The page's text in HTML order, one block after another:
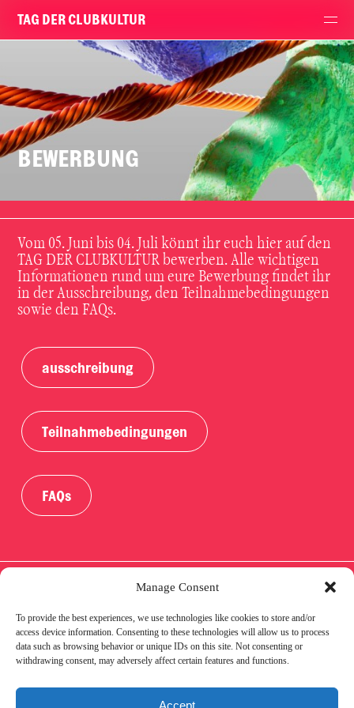
Manage Consent
To provide the best experiences, we use technologies like cookies to store and/or
access device information. Consenting to these technologies will allow us to process
data such as browsing behavior or unique IDs on this site. Not consenting or
withdrawing consent, may adversely affect certain features and functions.
Accept
TAG DER CLUBKULTUR
BEWERBUNG
Vom 05. Juni bis 04. Juli könnt ihr euch hier auf den
TAG DER CLUBKULTUR bewerben. Alle wichtigen
Informationen rund um eure Bewerbung findet ihr
in der Ausschreibung, den Teilnahmebedingungen
sowie den FAQs.
ausschreibung
Teilnahmebedingungen
FAQs
IMPRESSUM DATENSCHUTZ COOKIE
AWARENESS